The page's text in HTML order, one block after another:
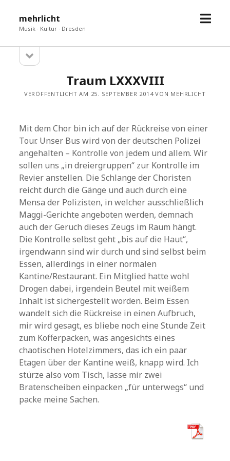
mehrlicht
Musik · Kultur · Dresden
Menü
Sidebar
öffnen
Traum LXXXVIII
VERÖFFENTLICHT AM 25. SEPTEMBER 2014 VON MEHRLICHT
Mit dem Chor bin ich auf der Rückreise von einer
Tour. Unser Bus wird von der deutschen Polizei
angehalten – Kontrolle von jedem und allem. Wir
sollen uns „in dreiergruppen“ zur Kontrolle im
Revier anstellen. Die Schlange der Choristen
reicht durch die Gänge und auch durch eine
Mensa der Polizisten, in welcher ausschließlich
Maggi-Gerichte angeboten werden, demnach
auch der Geruch dieses Zeugs im Raum hängt.
Die Kontrolle selbst geht „bis auf die Haut“,
irgendwann sind wir durch und sind selbst beim
Essen, allerdings in einer normalen
Kantine/Restaurant. Ein Mitglied hatte wohl
Drogen dabei, irgendein Beutel mit weißem
Inhalt ist sichergestellt worden. Beim Essen
wandelt sich die Rückreise in einen Aufbruch,
mir wird gesagt, es bliebe noch eine Stunde Zeit
zum Kofferpacken, was angesichts eines
chaotischen Hotelzimmers, das ich ein paar
Etagen über der Kantine weiß, knapp wird. Ich
stürze also vom Tisch, lasse mir zwei
Bratenscheiben einpacken „für unterwegs“ und
packe meine Sachen.